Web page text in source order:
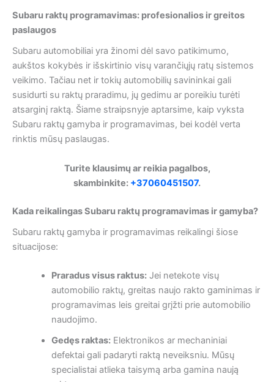
Subaru raktų programavimas: profesionalios ir greitos
paslaugos
Subaru automobiliai yra žinomi dėl savo patikimumo,
aukštos kokybės ir išskirtinio visų varančiųjų ratų sistemos
veikimo. Tačiau net ir tokių automobilių savininkai gali
susidurti su raktų praradimu, jų gedimu ar poreikiu turėti
atsarginį raktą. Šiame straipsnyje aptarsime, kaip vyksta
Subaru raktų gamyba ir programavimas, bei kodėl verta
rinktis mūsų paslaugas.
Turite klausimų ar reikia pagalbos,
skambinkite: +37060451507.
Kada reikalingas Subaru raktų programavimas ir gamyba?
Subaru raktų gamyba ir programavimas reikalingi šiose
situacijose:
Praradus visus raktus:Jei netekote visų
automobilio raktų, greitas naujo rakto gaminimas ir
programavimas leis greitai grįžti prie automobilio
naudojimo.
Gedęs raktas:Elektronikos ar mechaniniai
defektai gali padaryti raktą neveiksniu. Mūsų
specialistai atlieka taisymą arba gamina naują